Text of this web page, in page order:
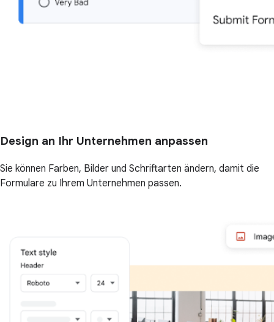
Design an Ihr Unternehmen anpassen
Sie können Farben, Bilder und Schriftarten ändern, damit die
Formulare zu Ihrem Unternehmen passen.